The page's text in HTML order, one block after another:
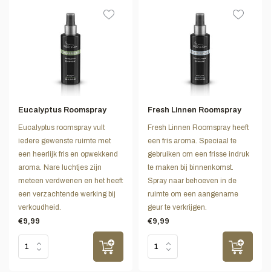
Eucalyptus Roomspray
Eucalyptus roomspray vult
iedere gewenste ruimte met
een heerlijk fris en opwekkend
aroma. Nare luchtjes zijn
meteen verdwenen en het heeft
een verzachtende werking bij
verkoudheid.
€9,99
Fresh Linnen Roomspray
Fresh Linnen Roomspray heeft
een fris aroma. Speciaal te
gebruiken om een frisse indruk
te maken bij binnenkomst.
Spray naar behoeven in de
ruimte om een aangename
geur te verkrijgen.
€9,99